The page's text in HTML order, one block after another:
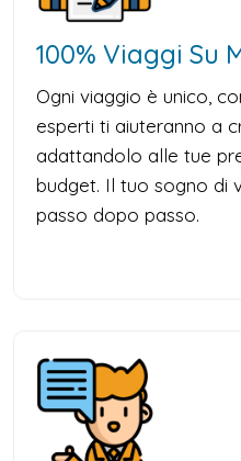
100% Viaggi Su
Ogni viaggio è unico,
esperti ti aiuteranno a
adattandolo alle tue
budget. Il tuo sogno di
passo dopo passo.